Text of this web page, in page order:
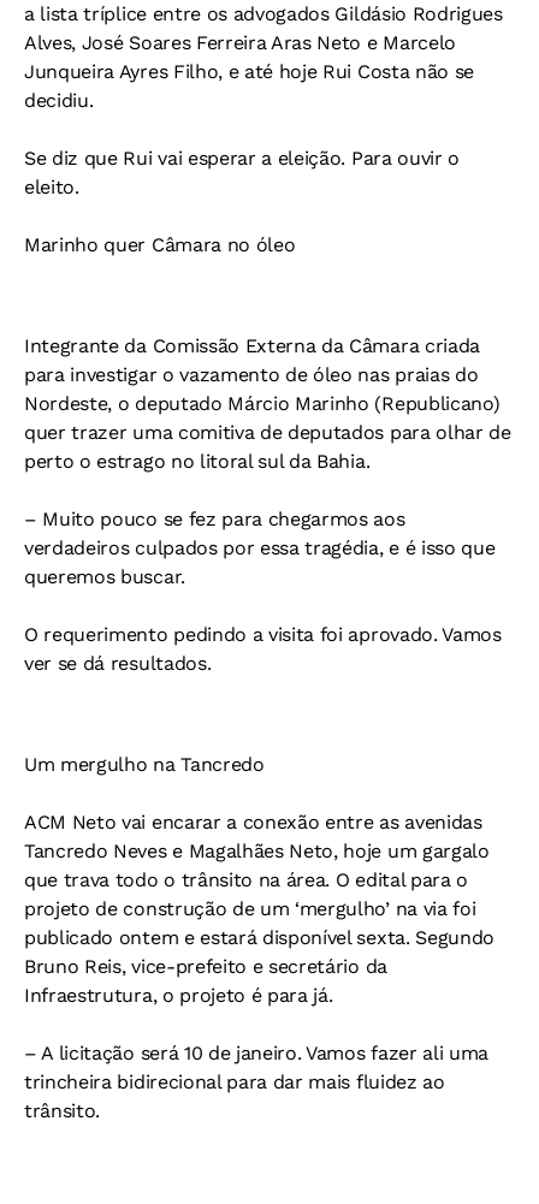
a lista tríplice entre os advogados Gildásio Rodrigues
Alves, José Soares Ferreira Aras Neto e Marcelo
Junqueira Ayres Filho, e até hoje Rui Costa não se
decidiu.
Se diz que Rui vai esperar a eleição. Para ouvir o
eleito.
Marinho quer Câmara no óleo
Integrante da Comissão Externa da Câmara criada
para investigar o vazamento de óleo nas praias do
Nordeste, o deputado Márcio Marinho (Republicano)
quer trazer uma comitiva de deputados para olhar de
perto o estrago no litoral sul da Bahia.
– Muito pouco se fez para chegarmos aos
verdadeiros culpados por essa tragédia, e é isso que
queremos buscar.
O requerimento pedindo a visita foi aprovado. Vamos
ver se dá resultados.
Um mergulho na Tancredo
ACM Neto vai encarar a conexão entre as avenidas
Tancredo Neves e Magalhães Neto, hoje um gargalo
que trava todo o trânsito na área. O edital para o
projeto de construção de um ‘mergulho’ na via foi
publicado ontem e estará disponível sexta. Segundo
Bruno Reis, vice-prefeito e secretário da
Infraestrutura, o projeto é para já.
– A licitação será 10 de janeiro. Vamos fazer ali uma
trincheira bidirecional para dar mais fluidez ao
trânsito.